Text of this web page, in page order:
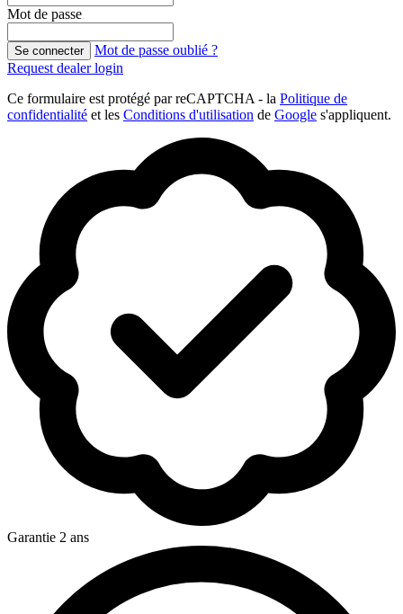
Mot de passe
Se connecter
Mot de passe oublié ?
Request dealer login
Ce formulaire est protégé par reCAPTCHA - la Politique de
confidentialité et les Conditions d'utilisation de Google s'appliquent.
Garantie 2 ans